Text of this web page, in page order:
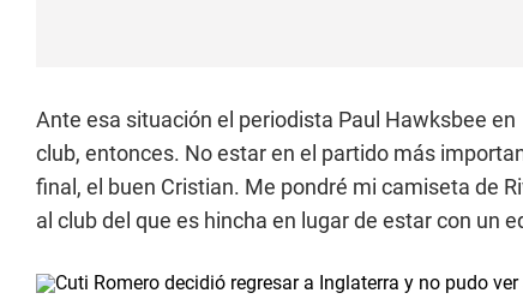
Ante esa situación el periodista Paul Hawksbee en
club, entonces. No estar en el partido más
final, el buen Cristian. Me pondré mi camiseta de
al club del que es hincha en lugar de estar con un